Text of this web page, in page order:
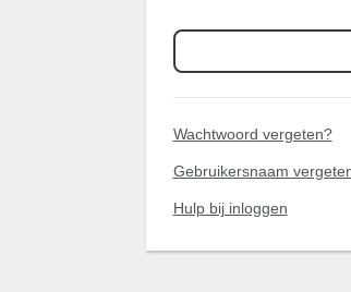
Wachtwoord vergeten?
Gebruikersnaam
Hulp bij inloggen